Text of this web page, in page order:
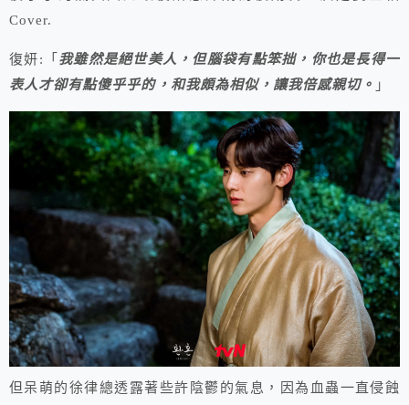
Cover.
復妍:「 我雖然是絕世美人，但腦袋有點笨拙，你也是長得一
表人才卻有點傻乎乎的，和我頗為相似，讓我倍感親切。 」
但呆萌的徐律總透露著些許陰鬱的氣息，因為血蟲一直侵蝕